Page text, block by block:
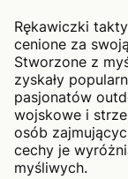
Rękawiczki
cenione za
Stworzone z
zyskały
pasjonatów
wojskowe i
osób
cechy je
myśliwych.